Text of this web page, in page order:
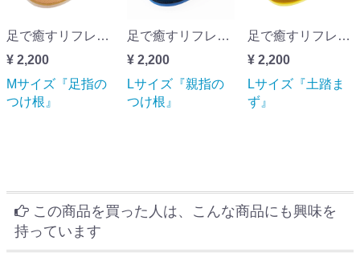
足で癒すリフレクソロジー refreリフレベージュMサイズ『足指のつけ根』
¥ 2,200
Mサイズ『足指の
つけ根』
足で癒すリフレクソロジー refreリフレブルーLサイズ『親指のつけ根』
¥ 2,200
Lサイズ『親指の
つけ根』
足で癒すリフレクソロジー refreリフレイエローLサイズ『土踏まず』
¥ 2,200
Lサイズ『土踏ま
ず』
この商品を買った人は、こんな商品にも興味を
持っています